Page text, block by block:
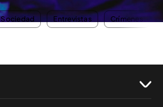
Sociedad Entrevistas Crímenes